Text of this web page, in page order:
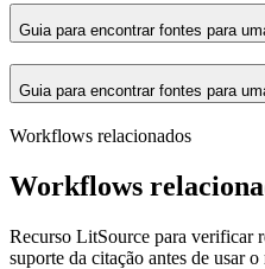
Guia para encontrar fontes para
Guia para encontrar fontes para
Workflows relacionados
Workflows
Recurso LitSource para verificar
suporte da citação antes de usar